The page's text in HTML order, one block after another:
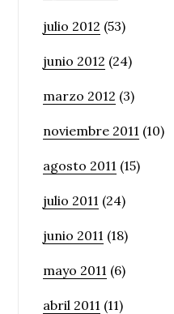
julio 2012 (53)
junio 2012 (24)
marzo 2012 (3)
noviembre 2011 (10)
agosto 2011 (15)
julio 2011 (24)
junio 2011 (18)
mayo 2011 (6)
abril 2011 (11)